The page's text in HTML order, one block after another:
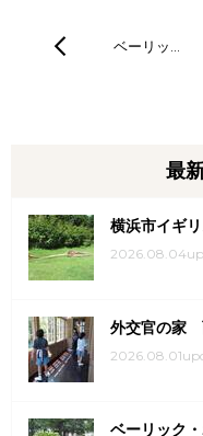
ベーリッ…
最
横浜市イギ
外交官の家
ベーリック